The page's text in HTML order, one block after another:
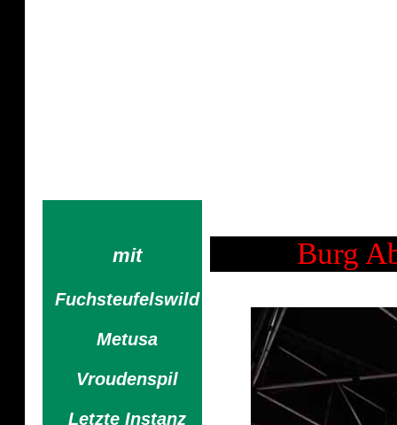
mit
Fuchsteufelswild
Metusa
Vroudenspil
Letzte Instanz
Burg